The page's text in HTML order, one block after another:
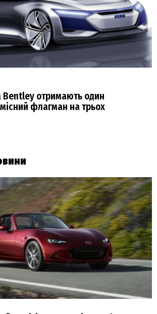
Bentley отримають один
флагман на трьох